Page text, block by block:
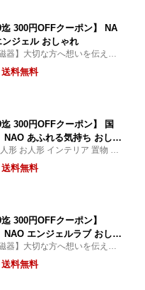
迄 300円OFFクーポン】 NA
ジェル おしゃれ
器】大切な方へ想いを伝える
送料無料
迄 300円OFFクーポン】 国
NAO あふれる気持ち おしゃ
形 お人形 インテリア 置物 ギ
贈り物 プレゼント ナオ フィ
送料無料
迄 300円OFFクーポン】
NAO エンジェルラブ おしゃ
器】大切な方へ想いを伝える
送料無料